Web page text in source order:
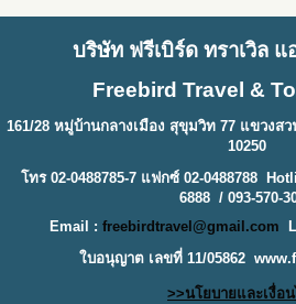
บริษัท ฟรีเบิร์ด ทราเวิล
Freebird Travel &
161/28 หมู่บ้านกลางเมือง สุขุมวิท 77 แขวงส
10250
โทร 02-0488785-7 แฟกซ์ 02-0488788
6888 / 093-570-
Email : freebirdtravel@gmail.com
ใบอนุญาต เลขที่ 11/05862
>>นโยบายและเงื่อ